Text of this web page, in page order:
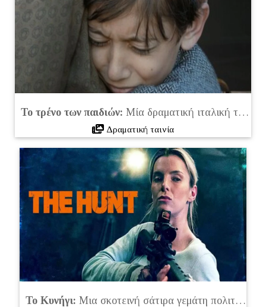
Το τρένο των παιδιών: Μία δραματική ιταλική ταινία που συγκλονίζει (2024)
Δραματική ταινία
Το Κυνήγι: Μια σκοτεινή σάτιρα γεμάτη πολιτικά μηνύματα στο Netflix (2020)